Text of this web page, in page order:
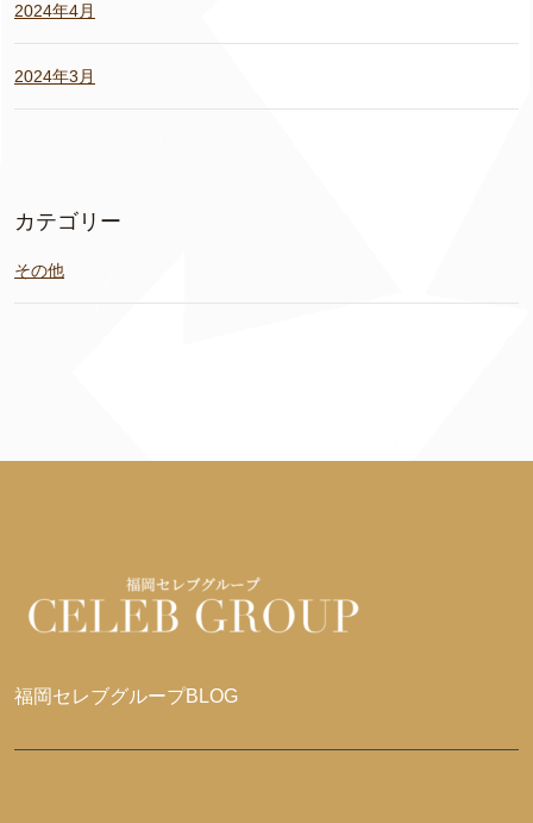
2024年4月
2024年3月
カテゴリー
その他
福岡セレブグループBLOG